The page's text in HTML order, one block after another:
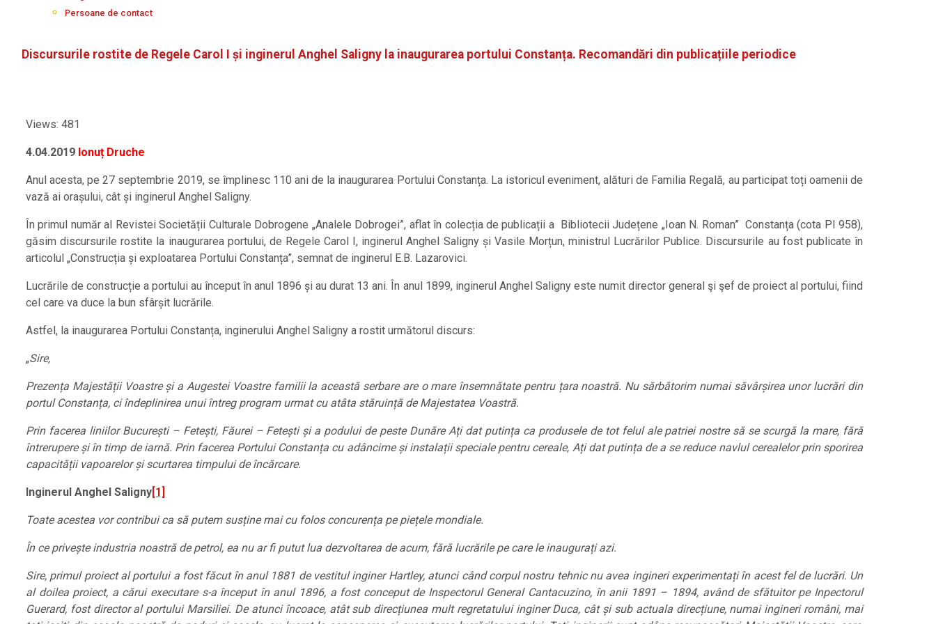
Persoane de contact
Discursurile rostite de Regele Carol I și inginerul Anghel Saligny la inaugurarea portului Constanța. Recomandări din publicațiile periodice
Views: 481
4.04.2019 Ionuț Druche
Anul acesta, pe 27 septembrie 2019, se împlinesc 110 ani de la inaugurarea Portului Constanța. La istoricul eveniment, alături de Familia Regală, au participat toți oamenii de
vază ai orașului, cât și inginerul Anghel Saligny.
În primul număr al Revistei Societății Culturale Dobrogene „Analele Dobrogei”, aflat în colecția de publicații a Bibliotecii Județene „Ioan N. Roman” Constanța (cota PI 958),
găsim discursurile rostite la inaugurarea portului, de Regele Carol I, inginerul Anghel Saligny și Vasile Morțun, ministrul Lucrărilor Publice. Discursurile au fost publicate în
articolul „Construcția și exploatarea Portului Constanța”, semnat de inginerul E.B. Lazarovici.
Lucrările de construcție a portului au început în anul 1896 și au durat 13 ani. În anul 1899, inginerul Anghel Saligny este numit director general şi şef de proiect al portului, fiind
cel care va duce la bun sfârșit lucrările.
Astfel, la inaugurarea Portului Constanța, inginerului Anghel Saligny a rostit următorul discurs:
„Sire,
Prezența Majestății Voastre și a Augestei Voastre familii la această serbare are o mare însemnătate pentru țara noastră. Nu sărbătorim numai săvârșirea unor lucrări din
portul Constanța, ci îndeplinirea unui întreg program urmat cu atâta stăruință de Majestatea Voastră.
Prin facerea liniilor București – Fetești, Făurei – Fetești și a podului de peste Dunăre Ați dat putința ca produsele de tot felul ale patriei nostre să se scurgă la mare, fără
întrerupere și în timp de iarnă. Prin facerea Portului Constanța cu adâncime și instalații speciale pentru cereale, Ați dat putința de a se reduce navlul cerealelor prin sporirea
capacității vapoarelor și scurtarea timpului de încărcare.
Inginerul Anghel Saligny [1]
Toate acestea vor contribui ca să putem susține mai cu folos concurența pe piețele mondiale.
În ce privește industria noastră de petrol, ea nu ar fi putut lua dezvoltarea de acum, fără lucrările pe care le inaugurați azi.
Sire, primul proiect al portului a fost făcut în anul 1881 de vestitul inginer Hartley, atunci când corpul nostru tehnic nu avea ingineri experimentați în acest fel de lucrări. Un
al doilea proiect, a cărui executare s-a început în anul 1896, a fost conceput de Inspectorul General Cantacuzino, în anii 1891 – 1894, având de sfătuitor pe Inpectorul
Guerard, fost director al portului Marsiliei. De atunci încoace, atât sub direcțiunea mult regretatului inginer Duca, cât și sub actuala direcțiune, numai ingineri români, mai